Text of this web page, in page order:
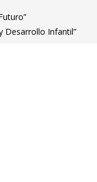
Desarrollo Infantil”